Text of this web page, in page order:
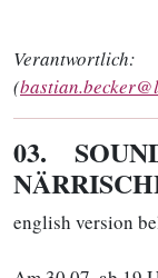
Verantwortlich:
(
03.
english version